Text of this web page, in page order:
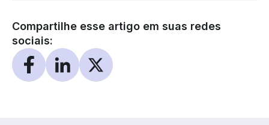
Compartilhe esse artigo em suas redes
sociais: